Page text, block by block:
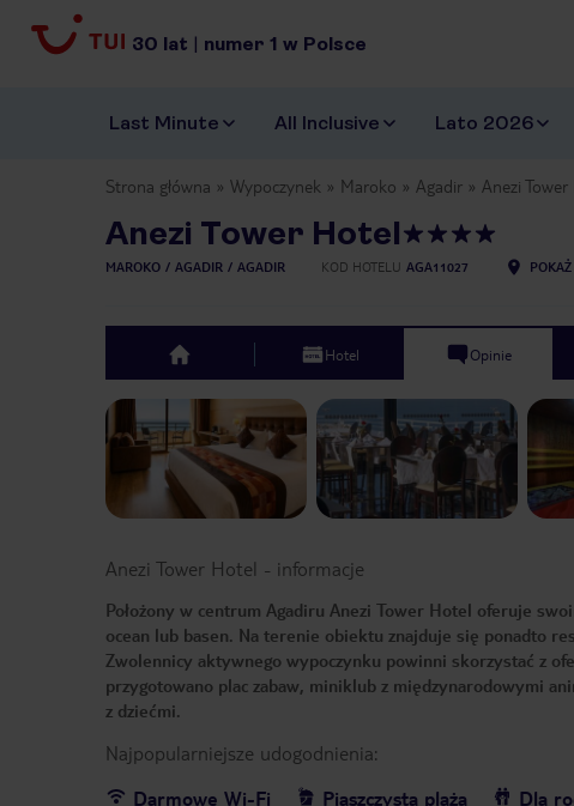
30 lat | numer 1 w Polsce
Last Minute All Inclusive Lato 2026
Strona główna Wypoczynek Maroko Agadir Anezi
Anezi Tower Hotel
MAROKO AGADIR AGADIR KOD HOTELU AGA11027
top Hotel Opinie
Previous slide
Anezi Tower Hotel - informacje
Położony w centrum Agadiru Anezi Tower Hotel oferuje
ocean lub basen. Na terenie obiektu znajduje się ponadto
Zwolennicy aktywnego wypoczynku powinni skorzystać z
przygotowano plac zabaw, miniklub z międzynarodowymi
z dziećmi.
Najpopularniejsze udogodnienia:
Darmowe Wi-Fi
Piaszczysta plaża Dla